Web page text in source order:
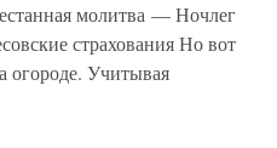
молитва — Ночлег
страхования Но вот
огороде. Учитывая